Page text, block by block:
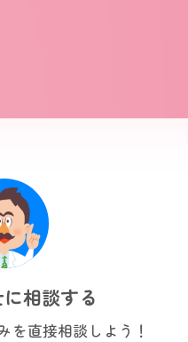
相談する
を直接相談しよう！